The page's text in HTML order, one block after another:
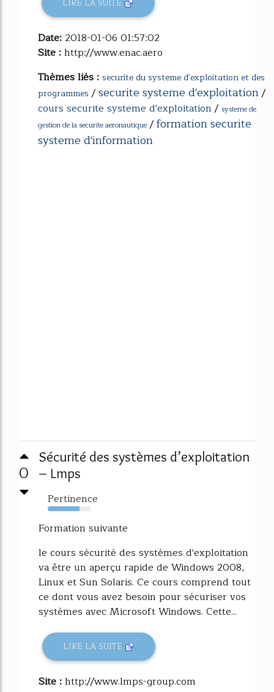
LIRE LA SUITE
Date: 2018-01-06 01:57:02
Site :http://www.enac.aero
Thèmes liés : securite du systeme d'exploitation et des
programmes /securite systeme d'exploitation/
cours securite systeme d'exploitation/ systeme de
gestion de la securite aeronautique /formation securite
systeme d'information
0
Sécurité des systèmes d’exploitation
– Lmps
Pertinence
74%
Formation suivante
le cours sécurité des systèmes d'exploitation
va être un aperçu rapide de Windows 2008,
Linux et Sun Solaris. Ce cours comprend tout
ce dont vous avez besoin pour sécuriser vos
systèmes avec Microsoft Windows. Cette...
LIRE LA SUITE
Site :http://www.lmps-group.com